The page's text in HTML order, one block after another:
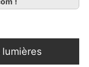
lumières